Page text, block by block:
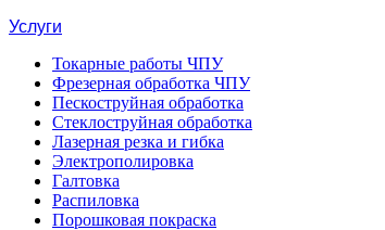
Услуги
Токарные работы ЧПУ
Фрезерная обработка ЧПУ
Пескоструйная обработка
Стеклоструйная обработка
Лазерная резка и гибка
Электрополировка
Галтовка
Распиловка
Порошковая покраска